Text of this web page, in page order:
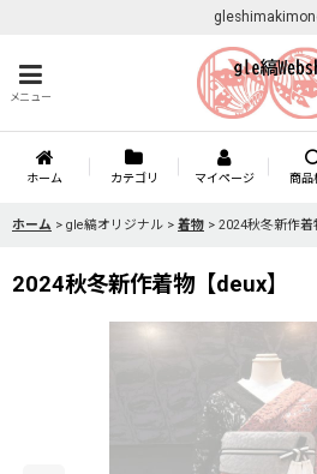
メニュー
ホーム カテゴリ マイページ 商品
ホーム > gle縞オリジナル > 着物 > 2024秋冬新作着
2024秋冬新作着物【deux】